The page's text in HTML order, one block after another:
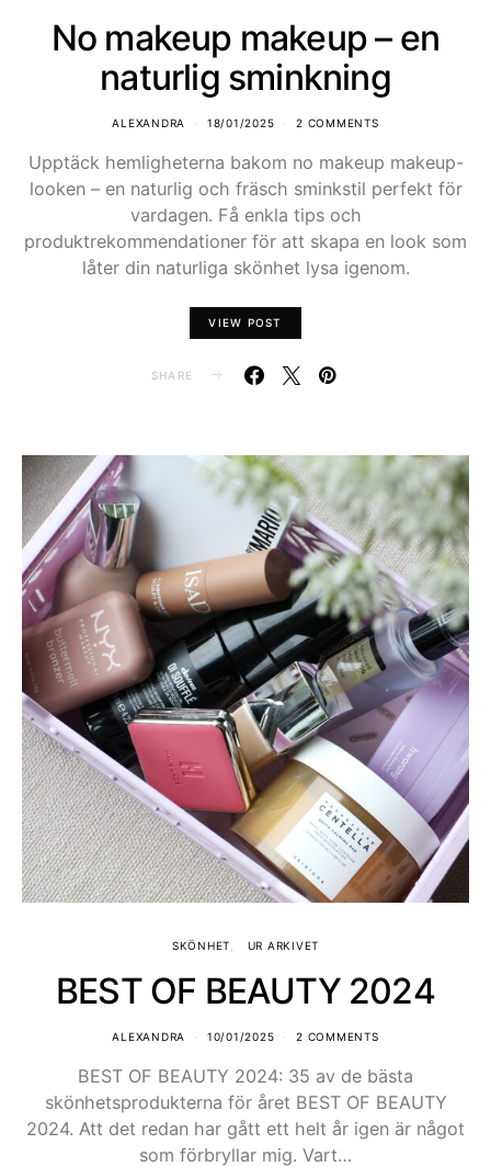
No makeup makeup – en
naturlig sminkning
ALEXANDRA 18/01/2025 2 COMMENTS
Upptäck hemligheterna bakom no makeup makeup-
looken – en naturlig och fräsch sminkstil perfekt för
vardagen. Få enkla tips och
produktrekommendationer för att skapa en look som
låter din naturliga skönhet lysa igenom.
VIEW POST
SHARE
SKÖNHET UR ARKIVET
BEST OF BEAUTY 2024
ALEXANDRA 10/01/2025 2 COMMENTS
BEST OF BEAUTY 2024: 35 av de bästa
skönhetsprodukterna för året BEST OF BEAUTY
2024. Att det redan har gått ett helt år igen är något
som förbryllar mig. Vart…